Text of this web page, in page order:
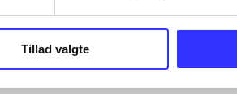
Tillad valgte